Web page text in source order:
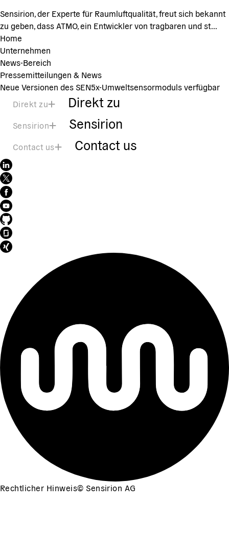
Sensirion, der Experte für Raumluftqualität, freut sich bekannt
zu geben, dass ATMO, ein Entwickler von tragbaren und st...
Home
Unternehmen
News-Bereich
Pressemitteilungen & News
Neue Versionen des SEN5x-Umweltsensormoduls verfügbar
Direkt zu
Direkt zu
Sensirion Sensirion
Contact us Contact us
Rechtlicher Hinweis©Sensirion AG